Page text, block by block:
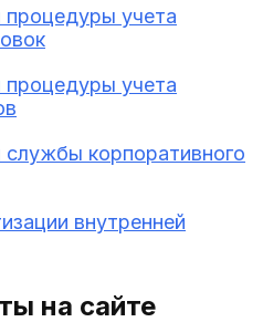
процедуры учета
процедуры учета
службы корпоративного
внутренней
на сайте